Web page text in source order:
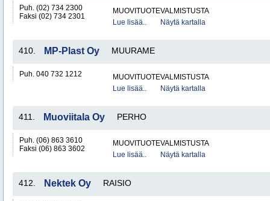
Puh. (02) 734 2300
Faksi (02) 734 2301
MUOVITUOTEVALMISTUSTA
Lue lisää..
Näytä kartalla
410. MP-Plast Oy MUURAME
Puh. 040 732 1212
MUOVITUOTEVALMISTUSTA
Lue lisää..
Näytä kartalla
411. Muoviitala Oy PERHO
Puh. (06) 863 3610
Faksi (06) 863 3602
MUOVITUOTEVALMISTUSTA
Lue lisää..
Näytä kartalla
412. Nektek Oy RAISIO